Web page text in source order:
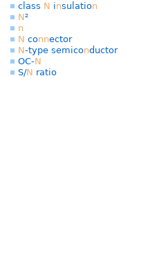
class N insulation
N²
n
N connector
N-type semiconductor
OC-N
S/N ratio